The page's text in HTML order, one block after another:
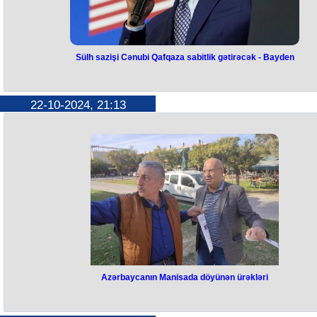
sabitlik gətirəcək - Bayden
Məktub Paşinyana ABŞ prezidentinin xüsusi köməkçisi Maykl
və Dövlət Departamentinin Cənubi Qafqaz üzrə danışıqlarla bağlı
müşaviri Lui Bononun İrəvana səfəri zamanı verilib.
“Mən sizin ölkəniz və Azərbaycan arasında sülh sazişi bağlamağa
davamlı irəliləyiş əldə etdiyinizi görməkdən məmnunam. Bu saziş iki
ölkəniz arasındakı münasibətləri normallaşdıracaq", - o qeyd edib.
Bayden ABŞ-ın uzunmüddətli və ləyaqətli bir sülh sazişini
hazır olduğunu vurğulayıb və əsrlər boyu davam edən münaqişəyə
qoyulacağına əminlik ifadə edib:
“Sülh sazişi bütün Cənubi Qafqaz regionuna təhlükəsizlik və sabitlik
gətirəcək”.
ABŞ Prezidenti vurğulayıb ki, indi Birləşmiş Millətlər Təşkilatının
Nizamnaməsinə və sülhün fundamental prinsiplərinə sadiqliyi
təsdiqləmək vaxtıdır.
"Parlaq gələcək artıq yaxınlıqdadır və mən onun qaçırılmaması üçün
Sülh sazişi Cənubi Qafqaza sabitlik gətirəcək - Bayden
22-10-2024, 21:13
Azərbaycanın Manisada döyünən ürəkləri
səviyyəli simpoziumda iştirak etdiyimiz layiqli qəzetçi və tədqiqatçı,
Azərbaycanın Manisada döyünən ürəkləri